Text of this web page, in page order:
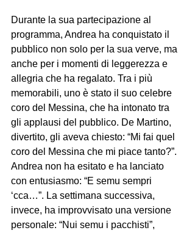
Durante la sua partecipazione al
programma, Andrea ha conquistato il
pubblico non solo per la sua verve, ma
anche per i momenti di leggerezza e
allegria che ha regalato. Tra i più
memorabili, uno è stato il suo celebre
coro del Messina, che ha intonato tra
gli applausi del pubblico. De Martino,
divertito, gli aveva chiesto: “Mi fai quel
coro del Messina che mi piace tanto?”.
Andrea non ha esitato e ha lanciato
con entusiasmo: “E semu sempri
‘cca…”. La settimana successiva,
invece, ha improvvisato una versione
personale: “Nui semu i pacchisti”,